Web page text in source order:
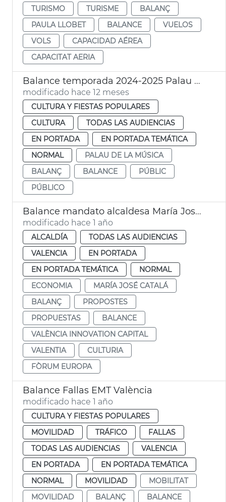
TURISMO
TURISME
BALANÇ
PAULA LLOBET
BALANCE
VUELOS
VOLS
CAPACIDAD AÉREA
CAPACITAT AERIA
Balance temporada 2024-2025 Palau Música València
modificado hace 12 meses
CULTURA Y FIESTAS POPULARES
CULTURA
TODAS LAS AUDIENCIAS
EN PORTADA
EN PORTADA TEMÁTICA
NORMAL
PALAU DE LA MÚSICA
BALANÇ
BALANCE
PÚBLIC
PÚBLICO
Balance mandato alcaldesa María José Catalá Forum Europa
modificado hace 1 año
ALCALDÍA
TODAS LAS AUDIENCIAS
VALENCIA
EN PORTADA
EN PORTADA TEMÁTICA
NORMAL
ECONOMIA
MARÍA JOSÉ CATALÁ
BALANÇ
PROPOSTES
PROPUESTAS
BALANCE
VALÈNCIA INNOVATION CAPITAL
VALENTIA
CULTURIA
FÒRUM EUROPA
Balance Fallas EMT València
modificado hace 1 año
CULTURA Y FIESTAS POPULARES
MOVILIDAD
TRÁFICO
FALLAS
TODAS LAS AUDIENCIAS
VALENCIA
EN PORTADA
EN PORTADA TEMÁTICA
NORMAL
MOVILIDAD
MOBILITAT
MOVILIDAD
BALANÇ
BALANCE